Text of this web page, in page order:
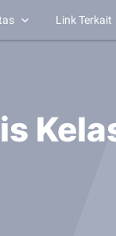
Link Terkait